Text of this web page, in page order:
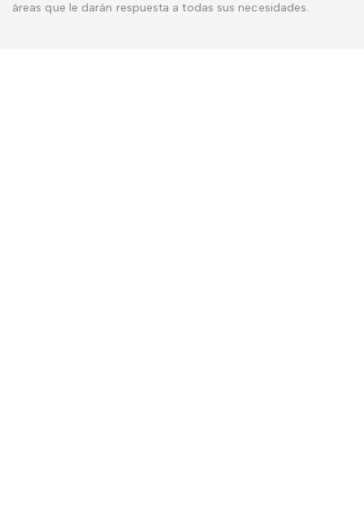
áreas que le darán respuesta a todas sus necesidades.